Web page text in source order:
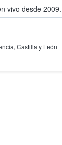
vivo desde 2009.
y venden
, Castilla y León